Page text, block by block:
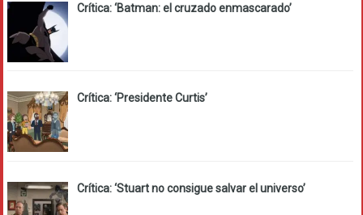
Crítica: ‘Batman: el cruzado enmascarado’
Crítica: ‘Presidente Curtis’
Crítica: ‘Stuart no consigue salvar el universo’